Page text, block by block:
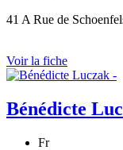
41 A Rue de
Voir la fiche
Bénédicte
Fr